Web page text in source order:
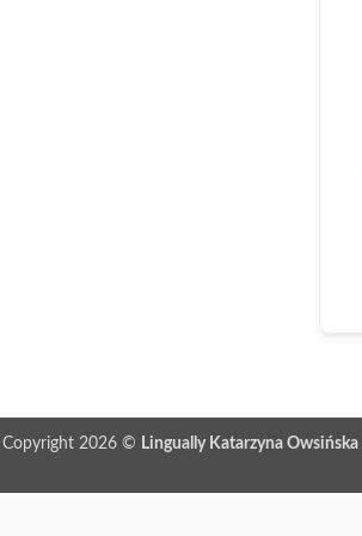
Copyright 2026 © Lingually Katarzyna Owsińska